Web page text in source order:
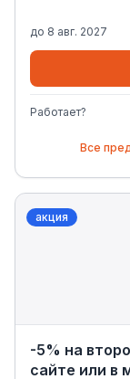
лояльности
до 8 авг. 2027
Работает?
Все
акция
-5% на
сайте или в